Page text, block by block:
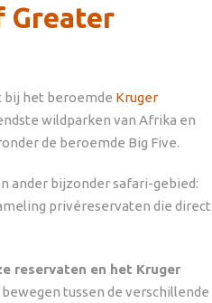
Greater
bij het beroemde Kruger
wildparken van Afrika en
de beroemde Big Five.
ander bijzonder safari-gebied:
privéreservaten die direct
reservaten en het Kruger
tussen de verschillende